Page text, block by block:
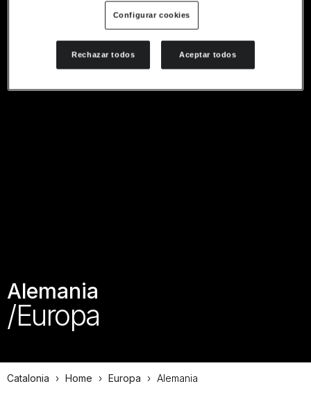
Alemania
/Europa
Catalonia › Home › Europa › Alemania
Configurar cookies
Rechazar todos Aceptar todos